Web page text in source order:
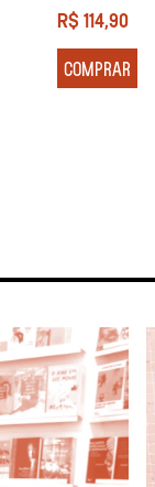
R$114,90
COMPRAR